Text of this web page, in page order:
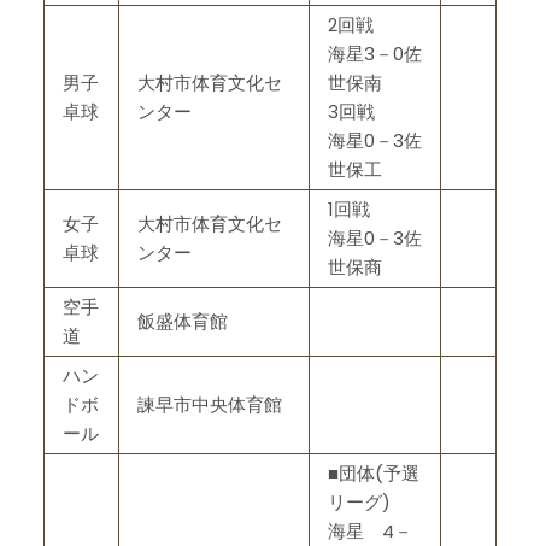
男子
卓球
大村市体育文化セ
ンター
2回戦
海星3－0佐
世保南
3回戦
海星0－3佐
世保工
女子
卓球
大村市体育文化セ
ンター
1回戦
海星0－3佐
世保商
空手
道
飯盛体育館
ハン
ドボ
ール
諫早市中央体育館
■団体(予選
リーグ)
海星 4－